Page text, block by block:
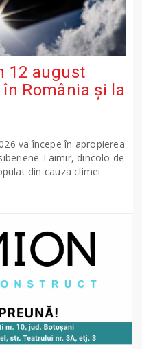
12 august
România și la
va începe în apropierea
Taimir, dincolo de
din cauza climei